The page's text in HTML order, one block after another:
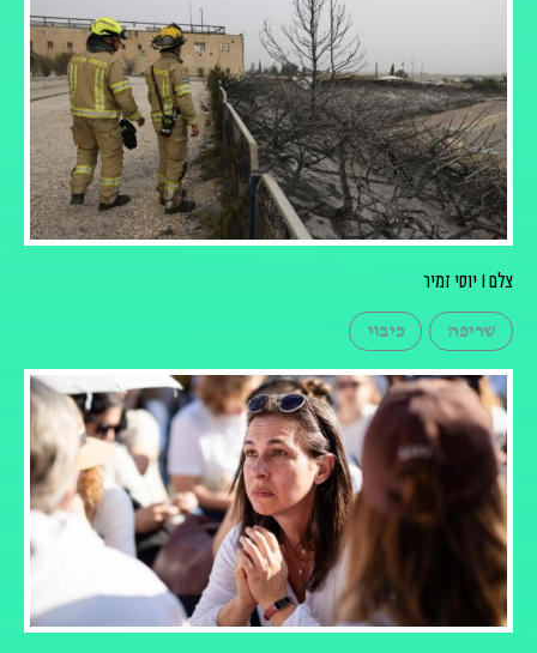
צלם I יוסי זמיר
שריפה כיבוי